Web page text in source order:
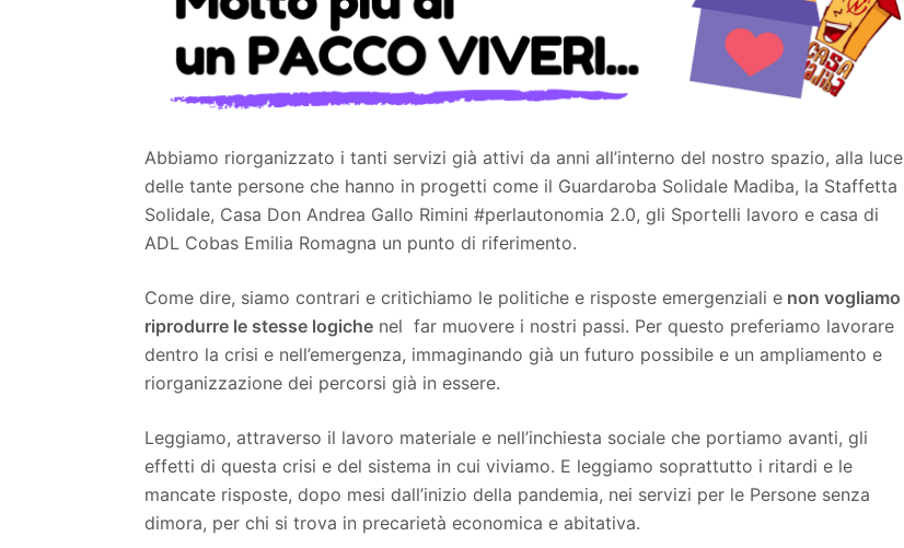
Abbiamo riorganizzato i tanti servizi già attivi da anni all’interno del nostro spazio, alla luce
delle tante persone che hanno in progetti come il Guardaroba Solidale Madiba, la Staffetta
Solidale, Casa Don Andrea Gallo Rimini #perlautonomia 2.0, gli Sportelli lavoro e casa di
ADL Cobas Emilia Romagna un punto di riferimento.
Come dire, siamo contrari e critichiamo le politiche e risposte emergenziali e non vogliamo
riprodurre le stesse logiche nel far muovere i nostri passi. Per questo preferiamo lavorare
dentro la crisi e nell’emergenza, immaginando già un futuro possibile e un ampliamento e
riorganizzazione dei percorsi già in essere.
Leggiamo, attraverso il lavoro materiale e nell’inchiesta sociale che portiamo avanti, gli
effetti di questa crisi e del sistema in cui viviamo. E leggiamo soprattutto i ritardi e le
mancate risposte, dopo mesi dall’inizio della pandemia, nei servizi per le Persone senza
dimora, per chi si trova in precarietà economica e abitativa.